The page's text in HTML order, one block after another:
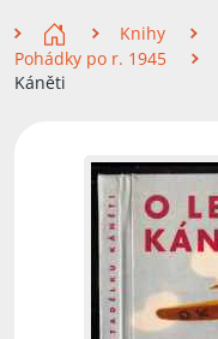
Knihy
Pohádky po r. 1945
Káněti